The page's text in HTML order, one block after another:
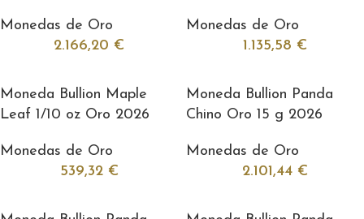
Monedas de Oro
2.166,20 €
Monedas de Oro
1.135,58 €
Moneda Bullion Maple
Leaf 1/10 oz Oro 2026
Monedas de Oro
539,32 €
Moneda Bullion Panda
Chino Oro 15 g 2026
Monedas de Oro
2.101,44 €